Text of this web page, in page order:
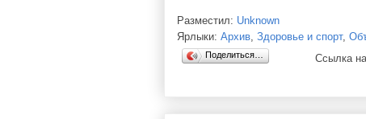
Разместил: Unknown
Ярлыки: Архив, Здоровье и спорт,
Ссылка
Поделиться…